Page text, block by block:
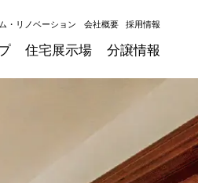
・リノベーション 会社概要 採用情報
住宅展示場 分譲情報